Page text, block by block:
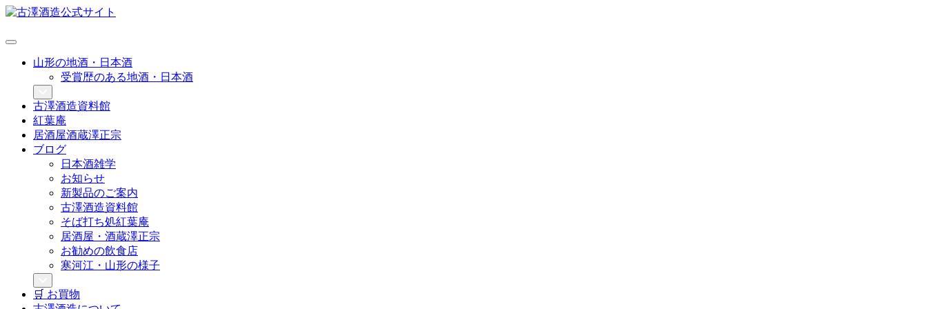
山形の地酒・日本酒
受賞歴のある地酒・日本酒
古澤酒造資料館
紅葉庵
居酒屋酒蔵澤正宗
ブログ
日本酒雑学
お知らせ
新製品のご案内
古澤酒造資料館
そば打ち処紅葉庵
居酒屋・酒蔵澤正宗
お勧めの飲食店
寒河江・山形の様子
🛒 お買物